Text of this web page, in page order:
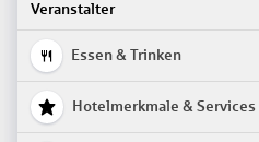
Veranstalter
Essen & Trinken
Hotelmerkmale & Services